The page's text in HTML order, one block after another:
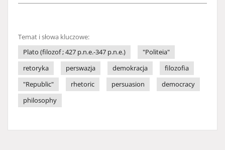
Temat i słowa kluczowe:
Plato (filozof ; 427 p.n.e.-347 p.n.e.)
"Politeia"
retoryka
perswazja demokracja
filozofia
"Republic"
rhetoric persuasion
democracy
philosophy